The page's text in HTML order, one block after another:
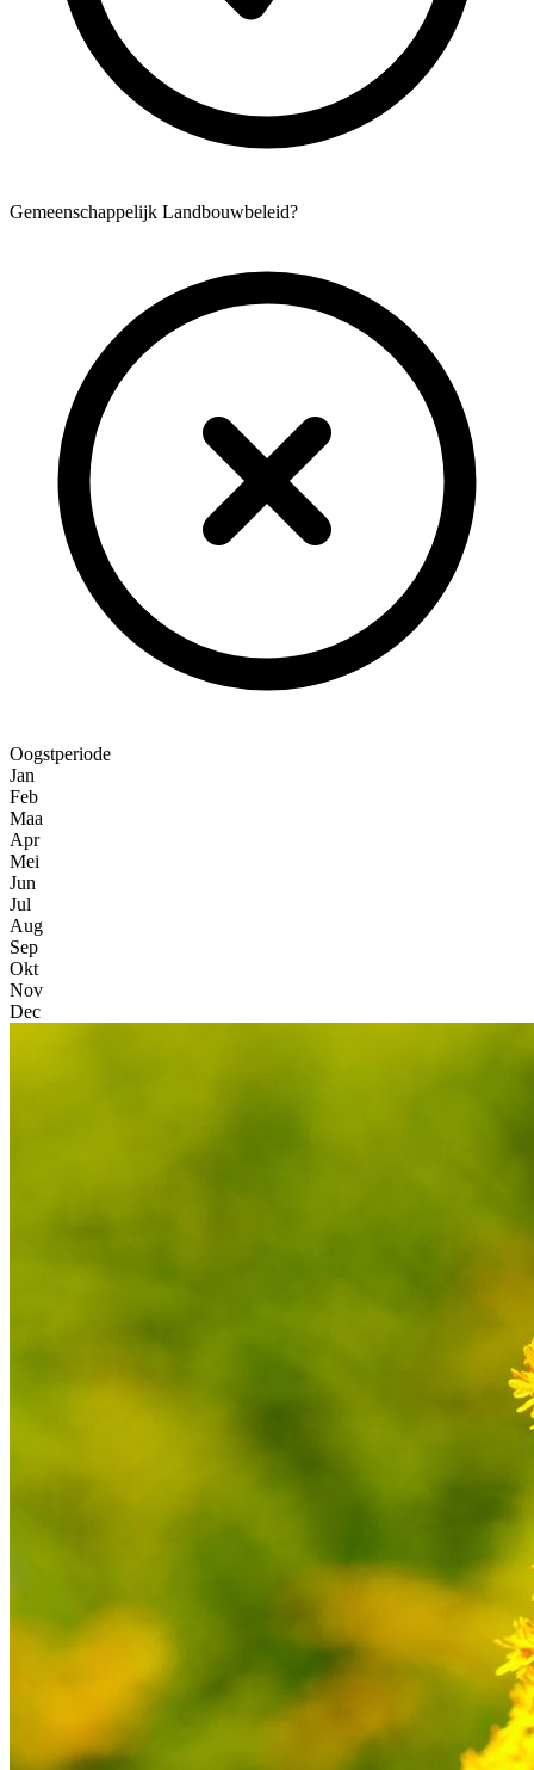
Gemeenschappelijk Landbouwbeleid?
Oogstperiode
Jan
Feb
Maa
Apr
Mei
Jun
Jul
Aug
Sep
Okt
Nov
Dec